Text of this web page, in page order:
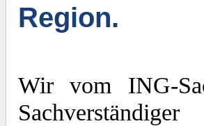
Region.
Wir vom ING-